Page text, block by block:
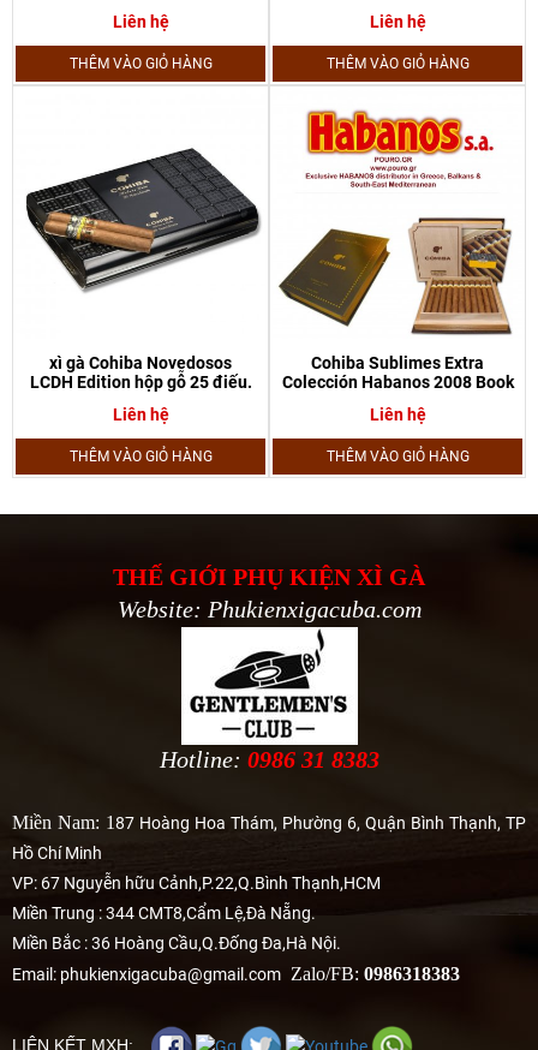
Liên hệ
THÊM VÀO GIỎ HÀNG
Liên hệ
THÊM VÀO GIỎ HÀNG
xì gà Cohiba Novedosos
LCDH Edition hộp gỗ 25 điếu.
Liên hệ
THÊM VÀO GIỎ HÀNG
Cohiba Sublimes Extra
Colección Habanos 2008 Book
Liên hệ
THÊM VÀO GIỎ HÀNG
THẾ GIỚI PHỤ KIỆN XÌ GÀ
Website: Phukienxigacuba.com
Hotline: 0986 31 8383
Miền Nam: 187 Hoàng Hoa Thám, Phường 6, Quận Bình Thạnh, TP
Hồ Chí Minh
VP: 67 Nguyễn hữu Cảnh,P.22,Q.Bình Thạnh,HCM
Miền Trung : 344 CMT8,Cẩm Lệ,Đà Nẵng.
Miền Bắc : 36 Hoàng Cầu,Q.Đống Đa,Hà Nội.
Email: phukienxigacuba@gmail.com Zalo/FB: 0986318383
LIÊN KẾT MXH: